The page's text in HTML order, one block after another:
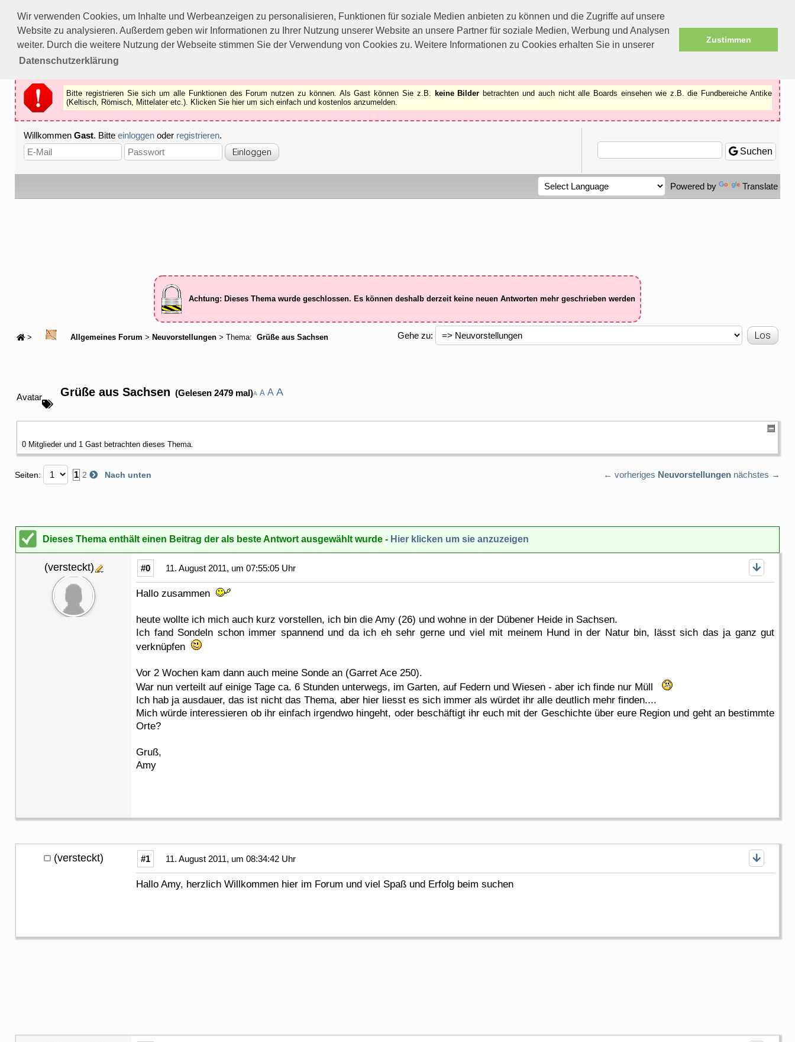
Wir verwenden Cookies, um Inhalte und Werbeanzeigen zu personalisieren, Funktionen für soziale Medien anbieten zu können und die Zugriffe auf unsere
Website zu analysieren. Außerdem geben wir Informationen zu Ihrer Nutzung unserer Website an unsere Partner für soziale Medien, Werbung und Analysen
weiter. Durch die weitere Nutzung der Webseite stimmen Sie der Verwendung von Cookies zu. Weitere Informationen zu Cookies erhalten Sie in unserer
Datenschutzerklärung
Zustimmen
Bitte registrieren Sie sich um alle Funktionen des Forums nutzen zu können.
Als Gast können Sie z.B.keine Bilderbetrachten.
Registrieren
Schliessen
Bitte registrieren Sie sich um alle Funktionen des Forum nutzen zu können. Als Gast können Sie z.B. keine Bilder betrachten und auch nicht alle Boards einsehen wie z.B. die Fundbereiche Antike
(Keltisch, Römisch, Mittelater etc.). Klicken Sie hier um sich einfach und kostenlos anzumelden.
Willkommen Gast. Bitte einloggen oder registrieren.
Suchen
Powered by Translate
Achtung: Dieses Thema wurde geschlossen. Es können deshalb derzeit keine neuen Antworten mehr geschrieben werden
> Allgemeines Forum > Neuvorstellungen > Thema: Grüße aus Sachsen Gehe zu:
Avatar Grüße aus Sachsen (Gelesen 2479 mal)A A A A
0 Mitglieder und 1 Gast betrachten dieses Thema.
Seiten: 1 2 Nach unten ← vorheriges Neuvorstellungen nächstes →
Dieses Thema enthält einen Beitrag der als beste Antwort ausgewählt wurde - Hier klicken um sie anzuzeigen
(versteckt) #0 11. August 2011, um 07:55:05 Uhr
Hallo zusammen
heute wollte ich mich auch kurz vorstellen, ich bin die Amy (26) und wohne in der Dübener Heide in Sachsen.
Ich fand Sondeln schon immer spannend und da ich eh sehr gerne und viel mit meinem Hund in der Natur bin, lässt sich das ja ganz gut
verknüpfen
Vor 2 Wochen kam dann auch meine Sonde an (Garret Ace 250).
War nun verteilt auf einige Tage ca. 6 Stunden unterwegs, im Garten, auf Federn und Wiesen - aber ich finde nur Müll
Ich hab ja ausdauer, das ist nicht das Thema, aber hier liesst es sich immer als würdet ihr alle deutlich mehr finden....
Mich würde interessieren ob ihr einfach irgendwo hingeht, oder beschäftigt ihr euch mit der Geschichte über eure Region und geht an bestimmte
Orte?
Gruß,
Amy
(versteckt) #1 11. August 2011, um 08:34:42 Uhr
Hallo Amy, herzlich Willkommen hier im Forum und viel Spaß und Erfolg beim suchen